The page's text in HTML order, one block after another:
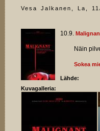
Vesa Jalkanen La,
10.9.
Näin
Sokea
Lähde:
Kuvagalleria: